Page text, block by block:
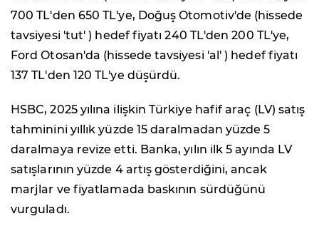
700 TL'den 650 TL'ye, Doğuş Otomotiv'de (hissede
tavsiyesi 'tut' ) hedef fiyatı 240 TL'den 200 TL'ye,
Ford Otosan'da (hissede tavsiyesi 'al' ) hedef fiyatı
137 TL'den 120 TL'ye düşürdü.
HSBC, 2025 yılına ilişkin Türkiye hafif araç (LV) satış
tahminini yıllık yüzde 15 daralmadan yüzde 5
daralmaya revize etti. Banka, yılın ilk 5 ayında LV
satışlarının yüzde 4 artış gösterdiğini, ancak
marjlar ve fiyatlamada baskının sürdüğünü
vurguladı.